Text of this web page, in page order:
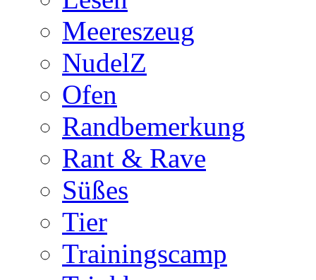
Meereszeug
NudelZ
Ofen
Randbemerkung
Rant & Rave
Süßes
Tier
Trainingscamp